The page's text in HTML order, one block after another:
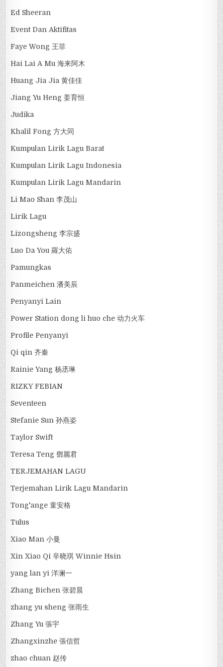
Ed Sheeran
Event Dan Aktifitas
Faye Wong 王菲
Hai Lai A Mu 海来阿木
Huang Jia Jia 黄佳佳
Jiang Yu Heng 姜育恒
Judika
Khalil Fong 方大同
Kumpulan Lirik Lagu Barat
Kumpulan Lirik Lagu Indonesia
Kumpulan Lirik Lagu Mandarin
Li Mao Shan 李茂山
Lirik Lagu
Lizongsheng 李宗盛
Luo Da You 羅大佑
Pamungkas
Panmeichen 潘美辰
Penyanyi Lain
Power Station dong li huo che 动力火车
Profile Penyanyi
Qi qin 齐秦
Rainie Yang 杨丞琳
RIZKY FEBIAN
Seventeen
Stefanie Sun 孙燕姿
Taylor Swift
Teresa Teng 鄧麗君
TERJEMAHAN LAGU
Terjemahan Lirik Lagu Mandarin
Tong'ange 童安格
Tulus
Xiao Man 小曼
Xin Xiao Qi 辛晓琪 Winnie Hsin
yang lan yi 洋澜一
Zhang Bichen 张碧晨
zhang yu sheng 张雨生
Zhang Yu 張宇
Zhangxinzhe 張信哲
zhao chuan 赵传